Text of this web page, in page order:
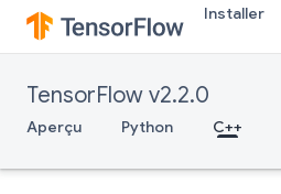
Installer
TensorFlow v2.2.0
Aperçu Python C++